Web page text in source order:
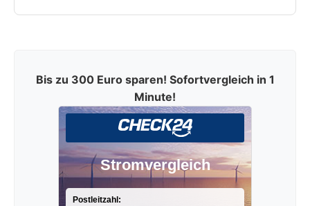
Bis zu 300 Euro sparen! Sofortvergleich in 1
Minute!
Stromvergleich
Postleitzahl: